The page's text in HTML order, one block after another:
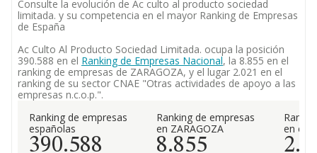
Consulte la evolución de Ac culto al producto sociedad
limitada. y su competencia en el mayor Ranking de Empresas
de España
Ac Culto Al Producto Sociedad Limitada. ocupa la posición
390.588 en el Ranking de Empresas Nacional, la 8.855 en el
ranking de empresas de ZARAGOZA, y el lugar 2.021 en el
ranking de su sector CNAE "Otras actividades de apoyo a las
empresas n.c.o.p.".
Ranking de empresas
españolas
390.588
Ranking de empresas
en ZARAGOZA
8.855
en el